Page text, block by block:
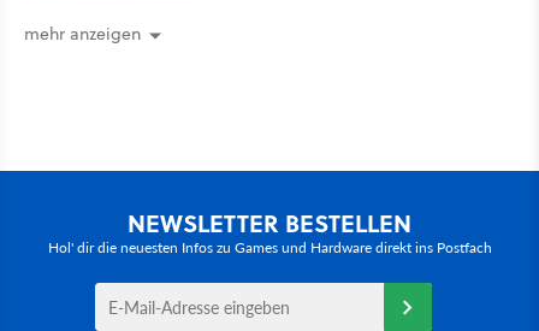
mehr anzeigen
NEWSLETTER BESTELLEN
Hol' dir die neuesten Infos zu Games und Hardware direkt ins Postfach